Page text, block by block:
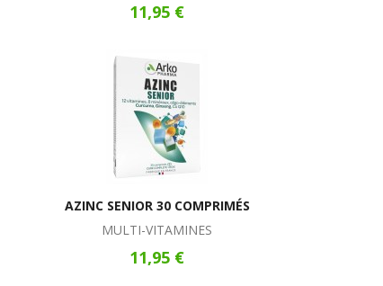
11,95 €
AZINC SENIOR 30 COMPRIMÉS
MULTI-VITAMINES
11,95 €